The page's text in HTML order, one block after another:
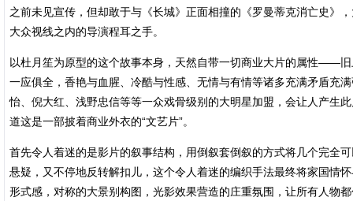
之前未见宣传，但却敢于与《长城》正面相撞的《罗曼蒂克消亡史》
大众视线之内的导演程耳之手。
以杜月笙为原型的这个故事本身，天然自带一切商业大片的属性——
一应俱全，香艳与血腥、冷酷与性感、无情与有情等诸多充满矛盾充
怡、倪大红、浅野忠信等等一众戏骨级别的大明星加盟，会让人产生
道这是一部披着商业外衣的“文艺片”。
首先令人着迷的是影片的叙事结构，用倒叙套倒叙的方式将几个完全
悬疑，又不停地反转解扣儿，这个令人着迷的编织手法最终将家国情
形式感，对称的大景别构图，光影效果营造的庄重氛围，让所有人物